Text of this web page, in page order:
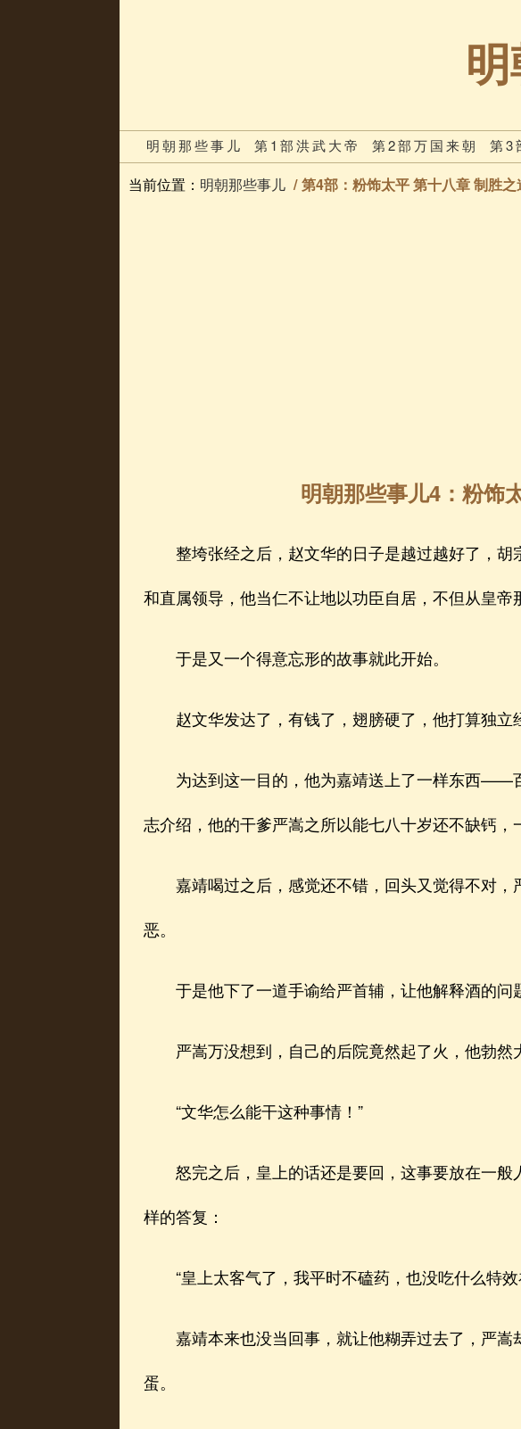
明朝那些事儿 第1部洪武大帝 第2部万国来朝 第3
当前位置： 明朝那些事儿 第4部：粉饰太平 第十八章 制胜之
明朝那些事儿4：粉饰
整垮张经之后，赵文华的日子是越过越好了，胡
和直属领导，他当仁不让地以功臣自居，不但从皇帝
于是又一个得意忘形的故事就此开始。
赵文华发达了，有钱了，翅膀硬了，他打算独立
为达到这一目的，他为嘉靖送上了一样东西——百
志介绍，他的干爹严嵩之所以能七八十岁还不缺钙，
嘉靖喝过之后，感觉还不错，回头又觉得不对，
恶。
于是他下了一道手谕给严首辅，让他解释酒的问
严嵩万没想到，自己的后院竟然起了火，他勃然
“文华怎么能干这种事情！”
怒完之后，皇上的话还是要回，这事要放在一般
样的答复：
“皇上太客气了，我平时不磕药，也没吃什么特效
嘉靖本来也没当回事，就让他糊弄过去了，严嵩
蛋。